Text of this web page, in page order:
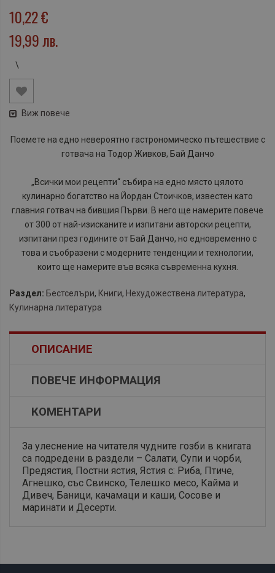
10,22 €
19,99 лв.
\
Виж повече
Поемете на едно невероятно гастрономическо пътешествие с
готвача на Тодор Живков, Бай Данчо
„Всички мои рецепти“ събира на едно място цялото
кулинарно богатство на Йордан Стоичков, известен като
главния готвач на бившия Първи. В него ще намерите повече
от 300 от най-изисканите и изпитани авторски рецепти,
изпитани през годините от Бай Данчо, но едновременно с
това и съобразени с модерните тенденции и технологии,
които ще намерите във всяка съвременна кухня.
Раздел: Бестселъри, Книги, Нехудожествена литература,
Кулинарна литература
ОПИСАНИЕ
ПОВЕЧЕ ИНФОРМАЦИЯ
КОМЕНТАРИ
За улеснение на читателя чудните гозби в книгата
са подредени в раздели – Салати, Супи и чорби,
Предястия, Постни ястия, Ястия с: Риба, Птиче,
Агнешко, със Свинско, Телешко месо, Кайма и
Дивеч, Баници, качамаци и каши, Сосове и
маринати и Десерти.